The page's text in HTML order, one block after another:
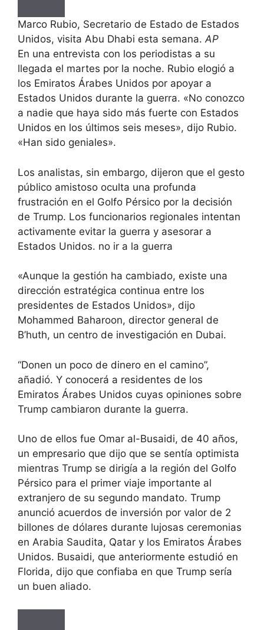
Marco Rubio, Secretario de Estado de Estados
Unidos, visita Abu Dhabi esta semana.AP
En una entrevista con los periodistas a su
llegada el martes por la noche. Rubio elogió a
los Emiratos Árabes Unidos por apoyar a
Estados Unidos durante la guerra. «No conozco
a nadie que haya sido más fuerte con Estados
Unidos en los últimos seis meses», dijo Rubio.
«Han sido geniales».
Los analistas, sin embargo, dijeron que el gesto
público amistoso oculta una profunda
frustración en el Golfo Pérsico por la decisión
de Trump. Los funcionarios regionales intentan
activamente evitar la guerra y asesorar a
Estados Unidos. no ir a la guerra
«Aunque la gestión ha cambiado, existe una
dirección estratégica continua entre los
presidentes de Estados Unidos», dijo
Mohammed Baharoon, director general de
B’huth, un centro de investigación en Dubai.
“Donen un poco de dinero en el camino”,
añadió. Y conocerá a residentes de los
Emiratos Árabes Unidos cuyas opiniones sobre
Trump cambiaron durante la guerra.
Uno de ellos fue Omar al-Busaidi, de 40 años,
un empresario que dijo que se sentía optimista
mientras Trump se dirigía a la región del Golfo
Pérsico para el primer viaje importante al
extranjero de su segundo mandato. Trump
anunció acuerdos de inversión por valor de 2
billones de dólares durante lujosas ceremonias
en Arabia Saudita, Qatar y los Emiratos Árabes
Unidos. Busaidi, que anteriormente estudió en
Florida, dijo que confiaba en que Trump sería
un buen aliado.